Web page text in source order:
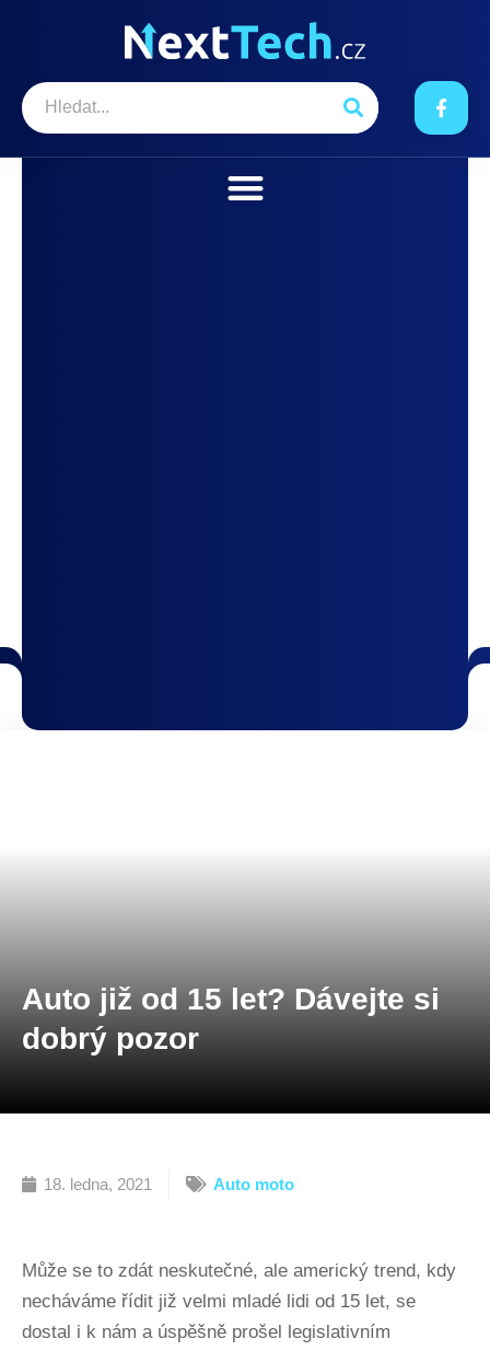
Auto již od 15 let? Dávejte si
dobrý pozor
18. ledna, 2021 Auto moto
Může se to zdát neskutečné, ale americký trend, kdy
necháváme řídit již velmi mladé lidi od 15 let, se
dostal i k nám a úspěšně prošel legislativním